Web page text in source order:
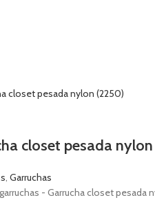
closet pesada
,Garruchas
- Garrucha closet pesada